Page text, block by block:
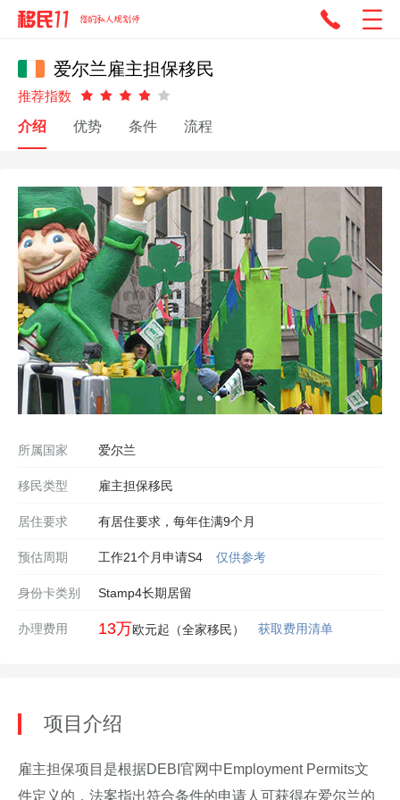
爱尔兰雇主担保移民
推荐指数
介绍
优势 条件 流程
所属国家 爱尔兰
移民类型 雇主担保移民
居住要求 有居住要求，每年住满9个月
预估周期 工作21个月申请S4 仅供参考
身份卡类别 Stamp4长期居留
办理费用 13万欧元起（全家移民） 获取费用清单
项目介绍
雇主担保项目是根据DEBI官网中Employment Permits文
件定义的，法案指出符合条件的申请人可获得在爱尔兰的